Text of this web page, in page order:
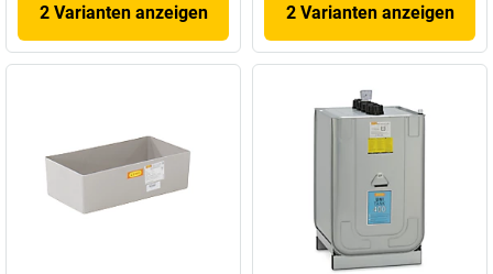
2 Varianten anzeigen 2 Varianten anzeigen